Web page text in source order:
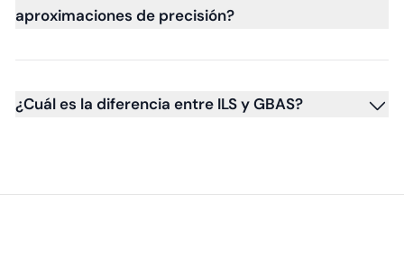
aproximaciones de precisión?
¿Cuál es la diferencia entre ILS y GBAS?